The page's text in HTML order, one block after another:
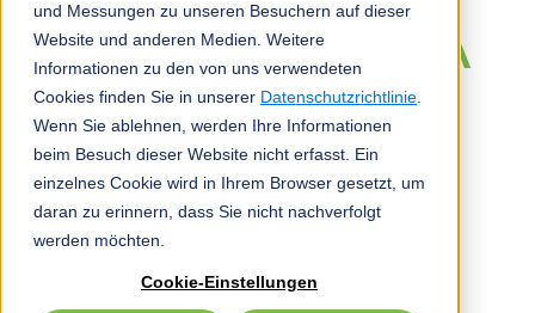
und Messungen zu unseren Besuchern auf dieser
Website und anderen Medien. Weitere
Informationen zu den von uns verwendeten
Cookies finden Sie in unserer Datenschutzrichtlinie
Wenn Sie ablehnen, werden Ihre Informationen
beim Besuch dieser Website nicht erfasst. Ein
einzelnes Cookie wird in Ihrem Browser gesetzt, um
daran zu erinnern, dass Sie nicht nachverfolgt
werden möchten.
Cookie-Einstellungen
SONI PORTA
855X1975
ORANGE
OUT